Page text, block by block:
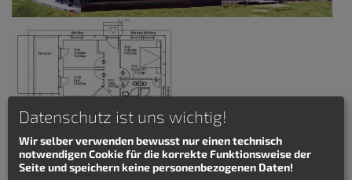
Datenschutz ist uns wichtig!
Wir selber verwenden bewusst nur einen technisch
notwendigen Cookie für die korrekte Funktionsweise der
Seite und speichern keine personenbezogenen Daten!